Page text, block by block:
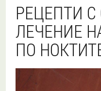
РЕЦЕПТИ С
ЛЕЧЕНИЕ
ПО